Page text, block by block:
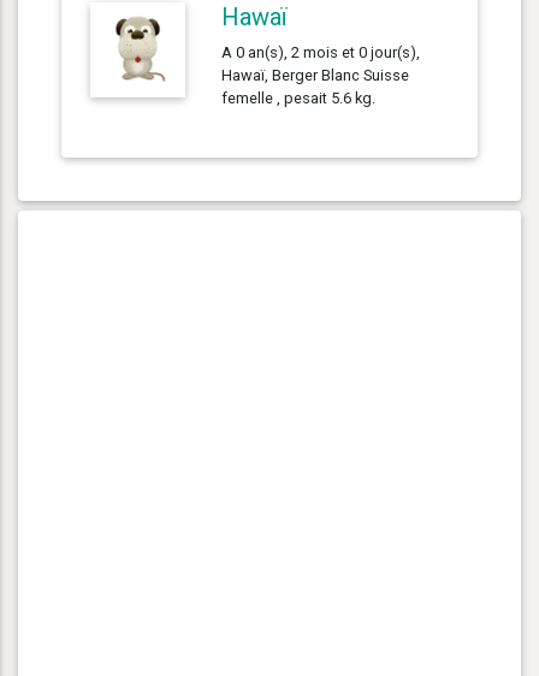
Hawaï
A 0 an(s), 2 mois et 0 jour(s),
Hawaï, Berger Blanc Suisse
femelle , pesait 5.6 kg.